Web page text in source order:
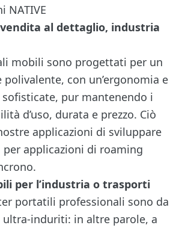
NATIVE
al dettaglio, industria
mobili sono progettati per un
polivalente, con un’ergonomia e
pur mantenendo i
d’uso, durata e prezzo. Ciò
applicazioni di sviluppare
applicazioni di roaming
per l’industria o trasporti
portatili professionali sono da
induriti: in altre parole, a